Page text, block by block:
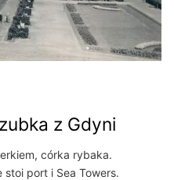
z Gdyni
córka rybaka.
port i Sea Towers.